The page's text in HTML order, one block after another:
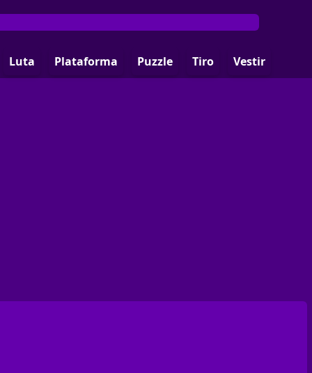
Luta Plataforma Puzzle Tiro Vestir